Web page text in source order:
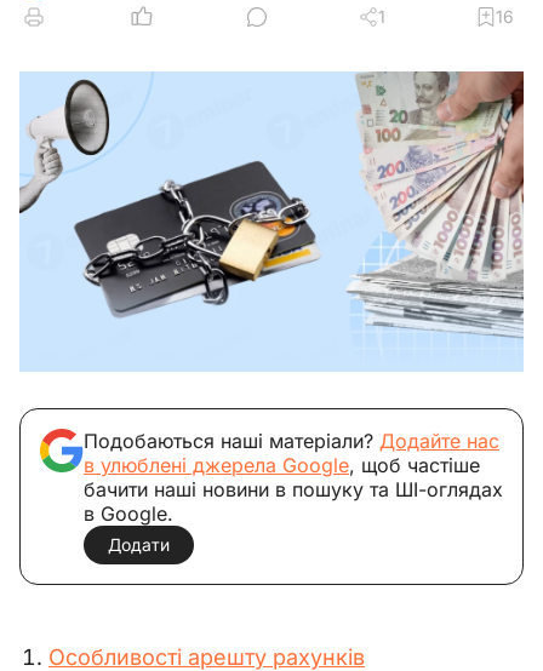
1
16
Подобаються наші матеріали? Додайте нас
в улюблені джерела Google, щоб частіше
бачити наші новини в пошуку та ШІ-оглядах
в Google.
Додати
Особливості арешту рахунків